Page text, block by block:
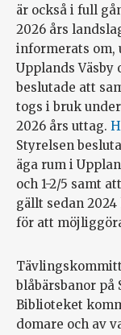
är också i full
2026 års
informerats om,
Upplands Väsby
beslutade att
togs i bruk
2026 års uttag.
Styrelsen
äga rum i
och 1-2/5 samt
gällt sedan
för att
blåbärsbanor på
Biblioteket
domare och av